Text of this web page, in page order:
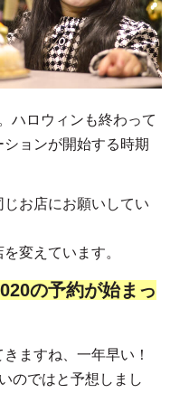
ハロウィンも終わって
ョンが開始する時期
お店にお願いしてい
変えています。
の予約が始まっ
ますね、一年早い！
のではと予想しまし